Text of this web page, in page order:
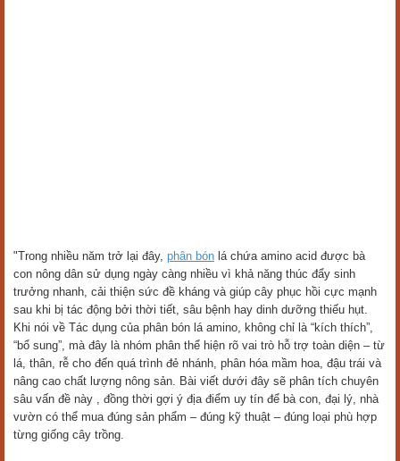
"Trong nhiều năm trở lại đây, phân bón lá chứa amino acid được bà
con nông dân sử dụng ngày càng nhiều vì khả năng thúc đẩy sinh
trưởng nhanh, cải thiện sức đề kháng và giúp cây phục hồi cực mạnh
sau khi bị tác động bởi thời tiết, sâu bệnh hay dinh dưỡng thiếu hụt.
Khi nói về Tác dụng của phân bón lá amino, không chỉ là “kích thích”,
“bổ sung”, mà đây là nhóm phân thể hiện rõ vai trò hỗ trợ toàn diện – từ
lá, thân, rễ cho đến quá trình đẻ nhánh, phân hóa mầm hoa, đậu trái và
nâng cao chất lượng nông sản. Bài viết dưới đây sẽ phân tích chuyên
sâu vấn đề này , đồng thời gợi ý địa điểm uy tín để bà con, đại lý, nhà
vườn có thể mua đúng sản phẩm – đúng kỹ thuật – đúng loại phù hợp
từng giống cây trồng.